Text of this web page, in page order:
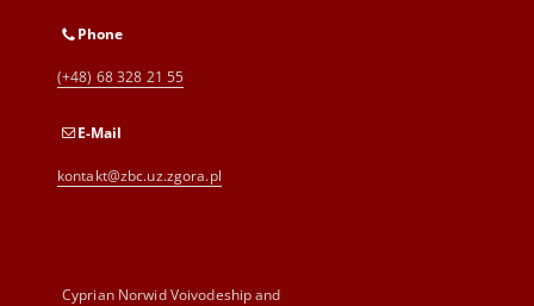
Phone
(+48) 68 328 21 55
E-Mail
kontakt@zbc.uz.zgora.pl
Cyprian Norwid Voivodeship and